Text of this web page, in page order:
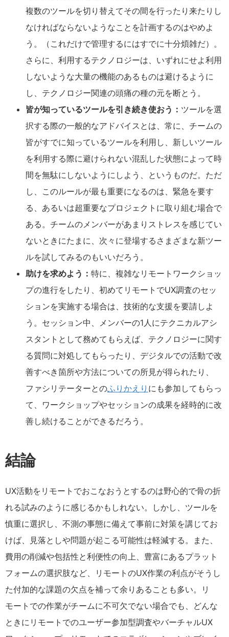
複数のツールを切り替えてその間を行ったり来たりし
なければならないようなことを計画するのはやめよ
う。（これだけで管理するにはすでに十分煩雑だ）。
さらに、利用するテクノロジーは、いずれにせよ利用
しないような大量の機能のあるものは避けるように
し、テクノロジー関連の頭痛の種の元を断とう。
皆が知っているツールを引き続き使おう： ツールを選
択する際の一般的なアドバイスとは、常に、チームの
皆がすでに知っているツールを利用し、新しいツール
を利用する際に避けられない混乱した状態によって時
間を無駄にしないようにしよう、というものだ。ただ
し、このルールが最も重要になるのは、緊急を要す
る、あるいは超重要なプロジェクトに取り組む場合で
ある。チームのメンバーがあまりストレスを感じてい
ないときにたまに、次々に登場するさまざまな新ツー
ルを試してみるのもいいだろう。
助けを求めよう： 特に、複雑なリモートワークショッ
プの進行をしたり、初めてリモートでUX調査のセッ
ションを実施する場合は、技術的な支援を要請しよ
う。セッション中、メンバーの1人にテクニカルアシ
スタントとして務めてもらえば、テクノロジーに関す
る質問に対処してもらったり、デジタルでの活動で改
善すべき箇所や方法についての所見が得られたり、
ファシリテーターとのふりかえり にも参加してもらっ
て、ワークショップやセッションの成果を経時的に改
善し続けることができるだろう。
結論
UX活動をリモートでおこなおうとするのは野心的で骨の折
れる試みのように感じるかもしれない。しかし、ツールを
慎重に選択し、不測の事態に備えて事前に対策を講じてお
けば、見落としや問題が起こる可能性は軽減する。また、
費用の削減や包括性と利便性の向上、豊富にあるプラット
フォームの選択肢など、リモートのUX作業の利点がそうし
た付加的な課題の欠点を補って余りあることも多い。リ
モートでの作業がチームに不可欠でない場合でも、どんな
ときにリモートでのユーザー参加型調査やバーチャルUX